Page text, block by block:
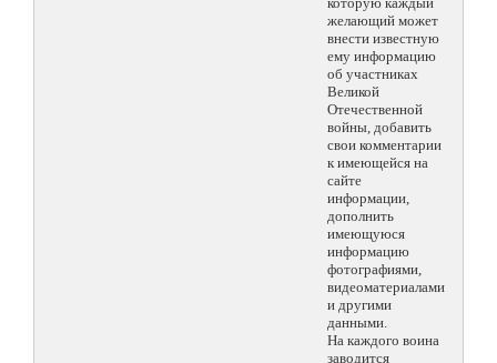
желающий может
внести известную
ему информацию
об участниках
Великой
Отечественной
войны, добавить
свои комментарии
к имеющейся на
сайте
информации,
дополнить
имеющуюся
информацию
фотографиями,
видеоматериалами
и другими
данными.
На каждого воина
заводится